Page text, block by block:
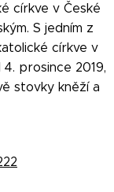
církve v České
S jedním z
církve v
prosince 2019,
stovky kněží a